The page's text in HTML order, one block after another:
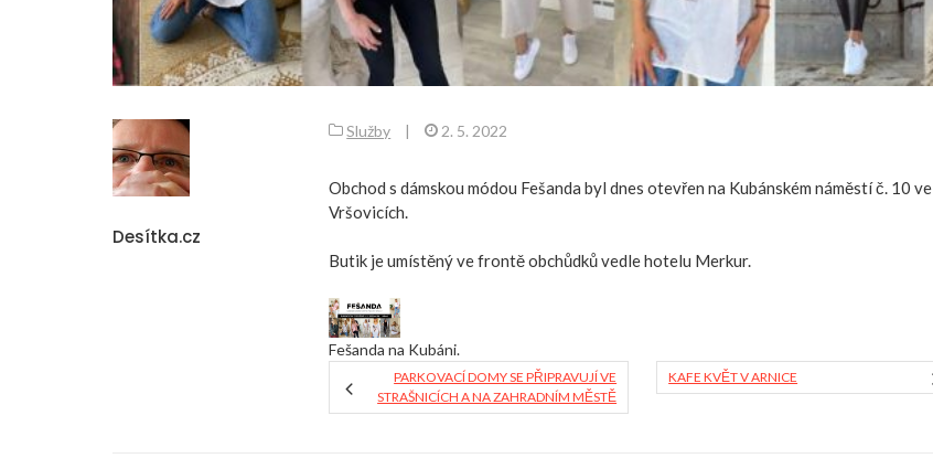
Desítka.cz
Služby | 2. 5. 2022
Obchod s dámskou módou Fešanda byl dnes otevřen na Kubánském náměstí č. 10 ve
Vršovicích.
Butik je umístěný ve frontě obchůdků vedle hotelu Merkur.
Fešanda na Kubáni.
PARKOVACÍ DOMY SE PŘIPRAVUJÍ VE
STRAŠNICÍCH A NA ZAHRADNÍM MĚSTĚ
KAFE KVĚT V ARNICE